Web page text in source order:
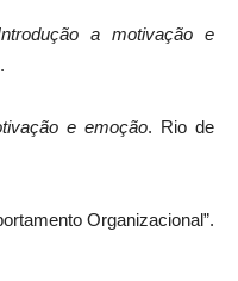
a motivação e
e emoção. Rio de
Organizacional”.